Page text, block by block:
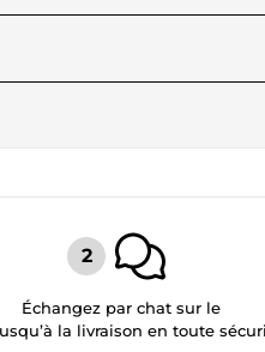
Échangez par chat sur le
la livraison en toute